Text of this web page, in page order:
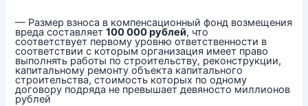
— Размер взноса в компенсационный фонд возмещения
вреда составляет100 000 рублей, что
соответствует первому уровню ответственности в
соответствии с которым организация имеет право
выполнять работы по строительству, реконструкции,
капитальному ремонту объекта капитального
строительства, стоимость которых по одному
договору подряда не превышает девяносто миллионов
рублей